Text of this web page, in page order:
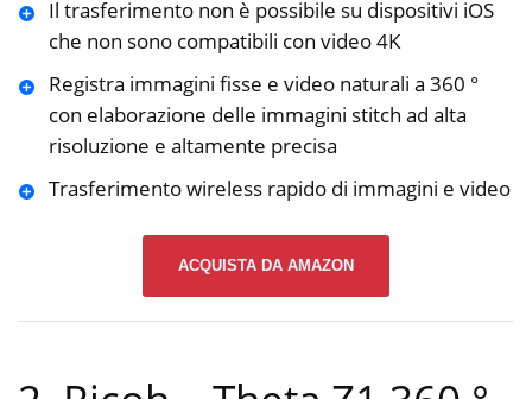
Il trasferimento non è possibile su dispositivi iOS
che non sono compatibili con video 4K
Registra immagini fisse e video naturali a 360 °
con elaborazione delle immagini stitch ad alta
risoluzione e altamente precisa
Trasferimento wireless rapido di immagini e video
ACQUISTA DA AMAZON